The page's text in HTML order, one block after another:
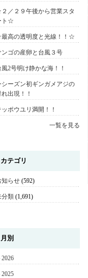
／２９午後から営業スタ
ト☆
高の透明度と光線！！☆
ンゴの産卵と台風３号
風2号明け静かな海！！
シーズン初ギンガメアジの
れ出現！！
ッポウユリ満開！！
一覧を見る
カテゴリ
知らせ (592)
分類 (1,691)
月別
2026
2025